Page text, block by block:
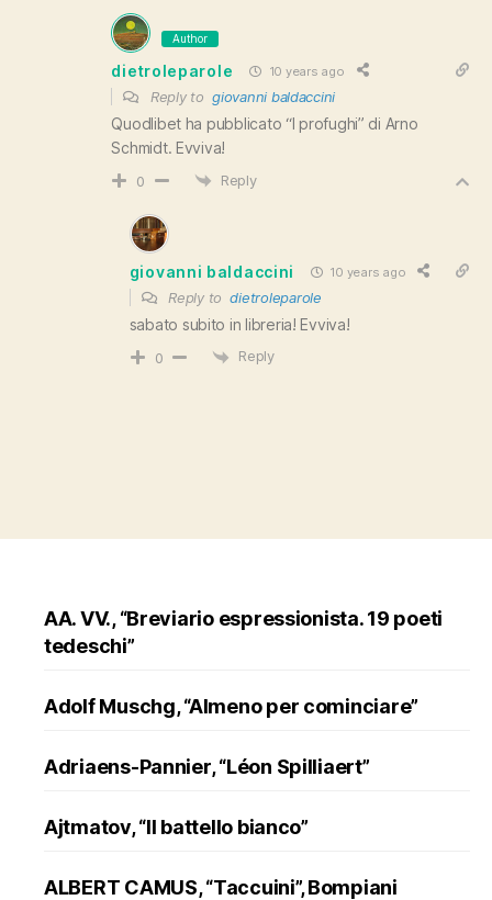
Author
dietroleparole 10 years ago
Reply togiovanni baldaccini
Quodlibet ha pubblicato “I profughi” di Arno
Schmidt. Evviva!
0 Reply
giovanni baldaccini 10 years ago
Reply todietroleparole
sabato subito in libreria! Evviva!
0 Reply
AA. VV., “Breviario espressionista. 19 poeti
tedeschi”
Adolf Muschg, “Almeno per cominciare”
Adriaens-Pannier, “Léon Spilliaert”
Ajtmatov, “Il battello bianco”
ALBERT CAMUS, “Taccuini”, Bompiani